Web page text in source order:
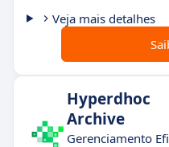
Veja mais detalhes
Hyperdhoc
Archive
Gerenciamento